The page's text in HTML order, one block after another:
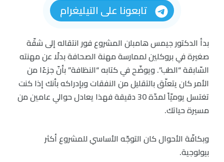
تابعونا على التيليغرام
بدأ الدكتور جيمس هامبلن المشروع فور انتقاله إلى شقّة
صغيرة في بروكلين لممارسة مهنة الصحافة بدلًا عن مهنته
السّابقة “الطب”. ويوضّح في كتابه “النظافة” بأنّ جزءًا من
الأمر كان يتعلّق بالتقليل من النفقات وبإدراكه بأنك إذا كنت
تغتسل يوميّاً لمدّة 30 دقيقة فهذا يعادل حوالي عامين من
مسيرة حياتك.
وبكافّة الأحوال كان التوجّه الأساسي للمشروع أكثر
بيولوجية.